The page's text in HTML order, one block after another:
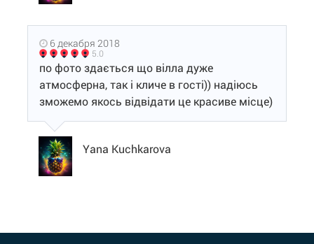
6 декабря 2018
5.0
по фото здається що вілла дуже
атмосферна, так і кличе в гості)) надіюсь
зможемо якось відвідати це красиве місце)
Yana Kuchkarova